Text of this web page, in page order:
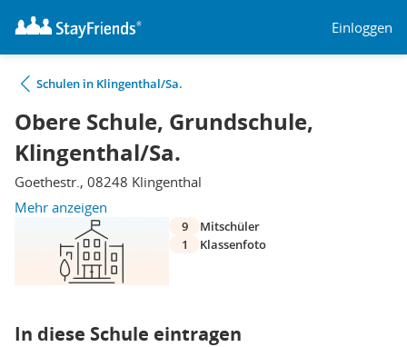
Einloggen
Schulen in Klingenthal/Sa.
Obere Schule, Grundschule,
Klingenthal/Sa.
Goethestr., 08248 Klingenthal
Mehr anzeigen
9
Mitschüler
1
Klassenfoto
In diese Schule eintragen